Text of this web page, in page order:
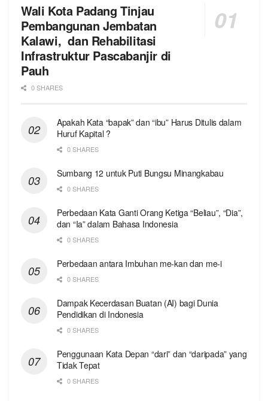
Wali Kota Padang Tinjau
Pembangunan Jembatan
Kalawi, dan Rehabilitasi
Infrastruktur Pascabanjir di
Pauh
0 SHARES
Apakah Kata “bapak” dan “ibu” Harus Ditulis dalam
Huruf Kapital ?
0 SHARES
Sumbang 12 untuk Puti Bungsu Minangkabau
0 SHARES
Perbedaan Kata Ganti Orang Ketiga “Beliau”, “Dia”,
dan “Ia” dalam Bahasa Indonesia
0 SHARES
Perbedaan antara Imbuhan me-kan dan me-i
0 SHARES
Dampak Kecerdasan Buatan (AI) bagi Dunia
Pendidikan di Indonesia
0 SHARES
Penggunaan Kata Depan “dari” dan “daripada” yang
Tidak Tepat
0 SHARES